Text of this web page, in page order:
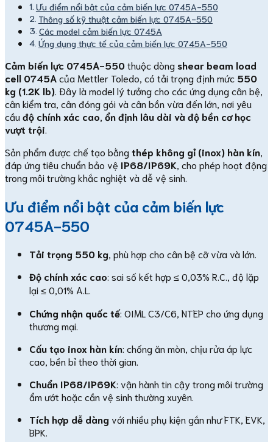
Ưu điểm nổi bật của cảm biến lực 0745A-550
Thông số kỹ thuật cảm biến lực 0745A-550
Các model cảm biến lực 0745A
Ứng dụng thực tế của cảm biến lực 0745A-550
Cảm biến lực 0745A-550thuộc dòng shear beam load
cell 0745A của Mettler Toledo, có tải trọng định mức 550
kg (1.2K lb) . Đây là model lý tưởng cho các ứng dụng cân bệ,
cân kiểm tra, cân đóng gói và cân bồn vừa đến lớn, nơi yêu
cầu độ chính xác cao, ổn định lâu dài và độ bền cơ học
vượt trội
Sản phẩm được chế tạo bằngthép không gỉ (inox) hàn kín
đáp ứng tiêu chuẩn bảo vệ IP68/IP69K , cho phép hoạt động
trong môi trường khắc nghiệt và dễ vệ sinh.
Ưu điểm nổi bật của cảm biến lực
0745A-550
Tải trọng 550 kg , phù hợp cho cân bệ cỡ vừa và lớn.
Độ chính xác cao: sai số kết hợp ≤ 0,03% R.C., độ lặp
lại ≤ 0,01% A.L.
Chứng nhận quốc tế: OIML C3/C6, NTEP cho ứng dụng
thương mại.
Cấu tạo inox hàn kín: chống ăn mòn, chịu rửa áp lực
cao, bền bỉ theo thời gian.
Chuẩn IP68/IP69K: vận hành tin cậy trong môi trường
ẩm ướt hoặc cần vệ sinh thường xuyên.
Tích hợp dễ dàng với nhiều phụ kiện gắn như FTK, EVK,
BPK.